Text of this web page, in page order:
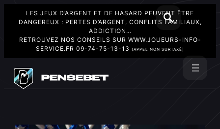
LES JEUX D’ARGENT ET DE HASARD PEUVENT ÊTRE
DANGEREUX : PERTES D’ARGENT, CONFLITS FAMILIAUX,
ADDICTION…
RETROUVEZ NOS CONSEILS SUR WWW.JOUEURS-INFO-
SERVICE.FR 09-74-75-13-13 (APPEL NON SURTAXÉ)
contenu